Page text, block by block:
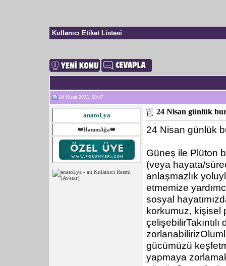
Kullanıcı Etiket Listesi
24 Nisan 2025, 09:47
anatoLya
👑HanımAğa👑
24 Nisan günlük
24 Nisan günlük
Güneş ile Plüton
(veya hayata/
anlaşmazlık
etmemize
sosyal
korkumuz, kişisel
gücümüzü
yapmaya